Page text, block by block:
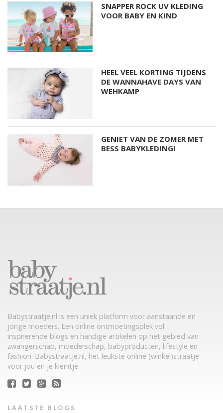
SNAPPER ROCK UV KLEDING
VOOR BABY EN KIND
HEEL VEEL KORTING TIJDENS
DE WANNAHAVE DAYS VAN
WEHKAMP
GENIET VAN DE ZOMER MET
BESS BABYKLEDING!
Babystraatje.nl is een uniek platform voor aanstaande en
jonge moeders. Een online ontmoetingsplek vol
inspirerende blogs en handige artikelen op het gebied van
zwangerschap, moederschap, babyproducten, lifestyle en
fashion. Babystraatje.nl, het leukste online (winkel)straatje
voor jou en je kleintje.
LAATSTE BLOGS